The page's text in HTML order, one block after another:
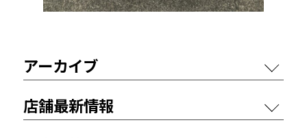
アーカイブ
店舗最新情報